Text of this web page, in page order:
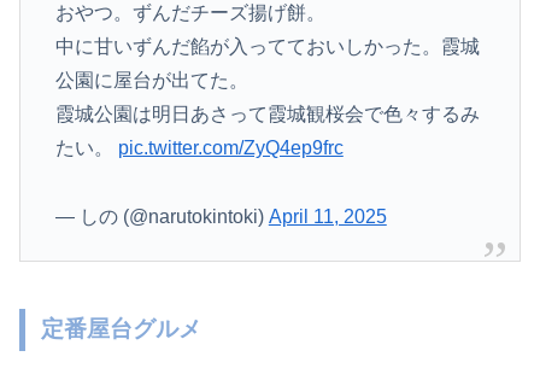
おやつ。ずんだチーズ揚げ餅。
中に甘いずんだ餡が入ってておいしかった。霞城
公園に屋台が出てた。
霞城公園は明日あさって霞城観桜会で色々するみ
たい。 pic.twitter.com/ZyQ4ep9frc
— しの (@narutokintoki) April 11, 2025
定番屋台グルメ